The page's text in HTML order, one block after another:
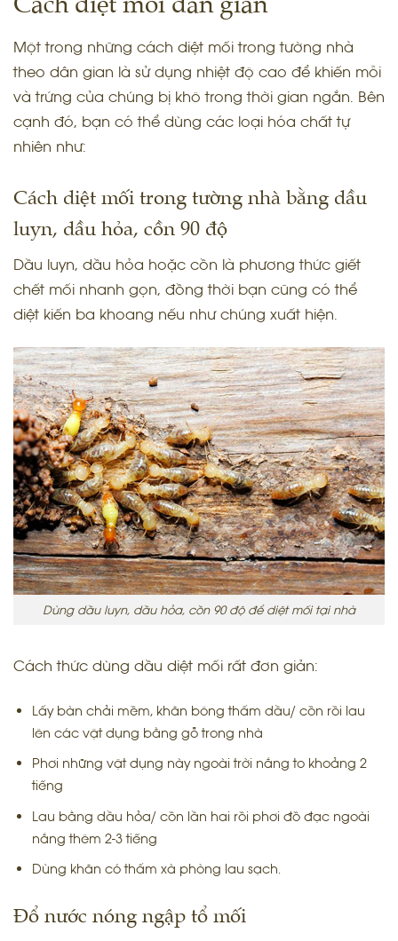
Một trong những cách diệt mối trong tường nhà
theo dân gian là sử dụng nhiệt độ cao để khiến mỗi
và trứng của chúng bị khô trong thời gian ngắn. Bên
cạnh đó, bạn có thể dùng các loại hóa chất tự
nhiên như:
Cách diệt mối trong tường nhà bằng dầu
luyn, dầu hỏa, cồn 90 độ
Dầu luyn, dầu hỏa hoặc cồn là phương thức giết
chết mối nhanh gọn, đồng thời bạn cũng có thể
diệt kiến ba khoang nếu như chúng xuất hiện.
Dùng dầu luyn, dầu hỏa, cồn 90 độ để diệt mối tại nhà
Cách thức dùng dầu diệt mối rất đơn giản:
Lấy bàn chải mềm, khăn bông thấm dầu/ cồn rồi lau
lên các vật dụng bằng gỗ trong nhà
Phơi những vật dụng này ngoài trời nắng to khoảng 2
tiếng
Lau bằng dầu hỏa/ cồn lần hai rồi phơi đồ đạc ngoài
nắng thêm 2-3 tiếng
Dùng khăn có thấm xà phòng lau sạch.
Đổ nước nóng ngập tổ mối